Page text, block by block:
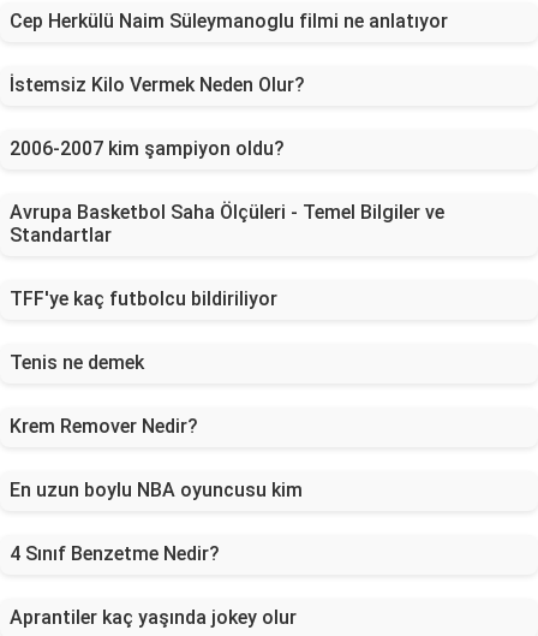
Cep Herkülü Naim Süleymanoglu filmi ne anlatıyor
İstemsiz Kilo Vermek Neden Olur?
2006-2007 kim şampiyon oldu?
Avrupa Basketbol Saha Ölçüleri - Temel Bilgiler ve
Standartlar
TFF'ye kaç futbolcu bildiriliyor
Tenis ne demek
Krem Remover Nedir?
En uzun boylu NBA oyuncusu kim
4 Sınıf Benzetme Nedir?
Aprantiler kaç yaşında jokey olur